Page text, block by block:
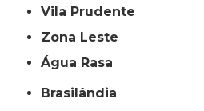
Vila Prudente
Zona Leste
Água Rasa
Brasilândia